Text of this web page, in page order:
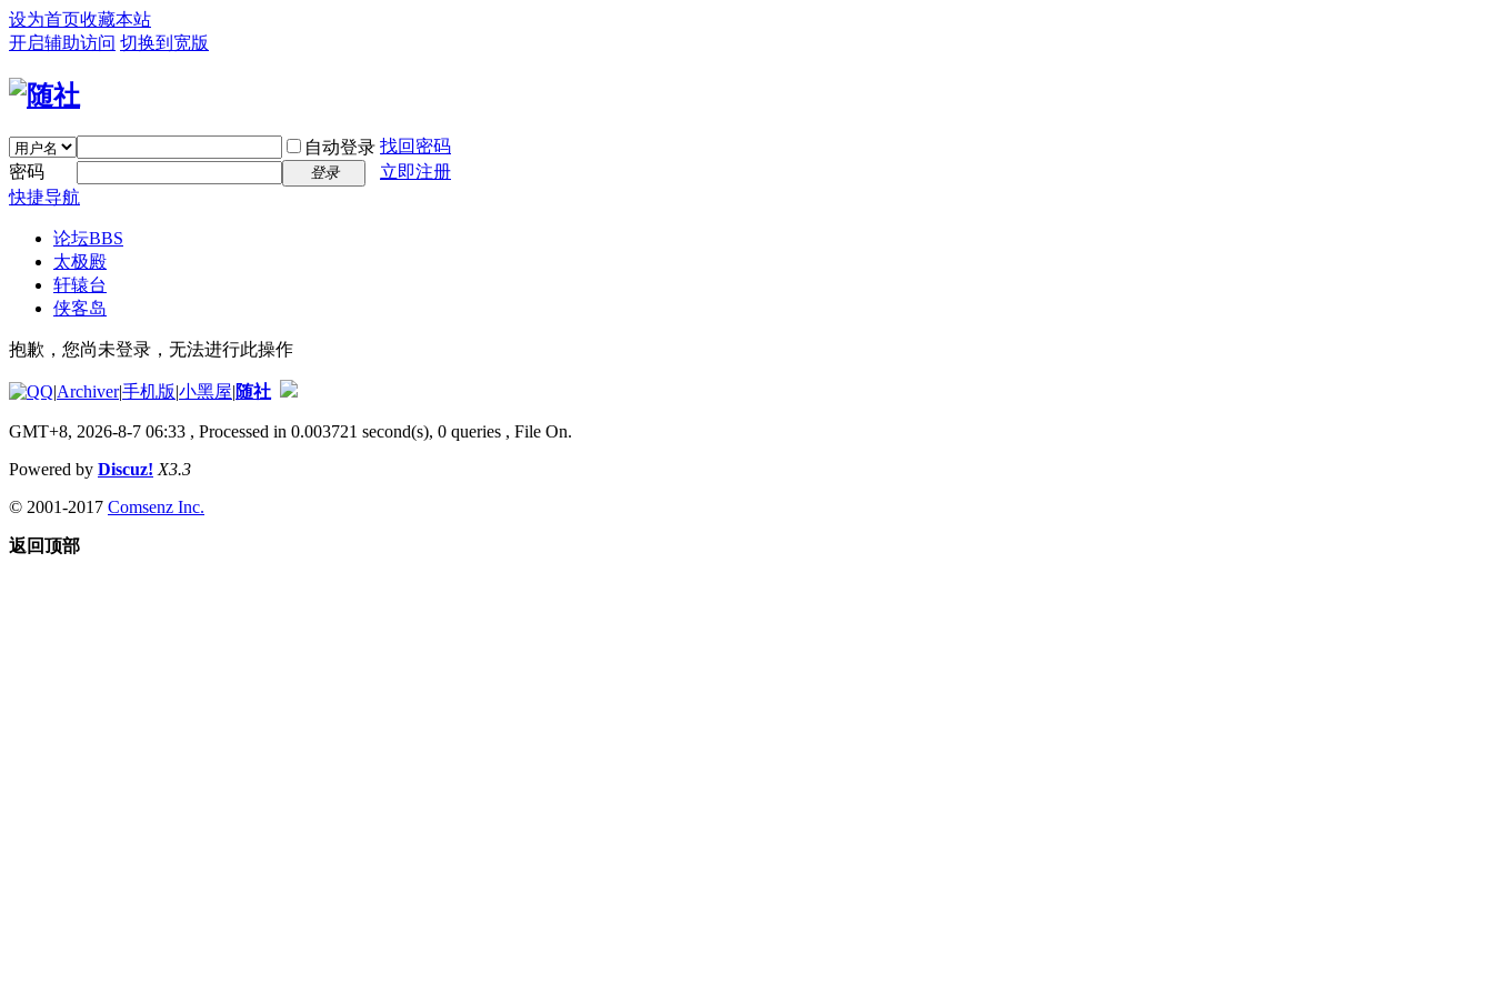
设为首页收藏本站
开启辅助访问 切换到宽版
自动登录 找回密码
密码
登录
立即注册
快捷导航
论坛BBS
太极殿
轩辕台
侠客岛
抱歉，您尚未登录，无法进行此操作
|Archiver|手机版|小黑屋|随社
GMT+8, 2026-8-7 06:33 , Processed in 0.003721 second(s), 0 queries , File On.
Powered by Discuz! X3.3
© 2001-2017 Comsenz Inc.
返回顶部